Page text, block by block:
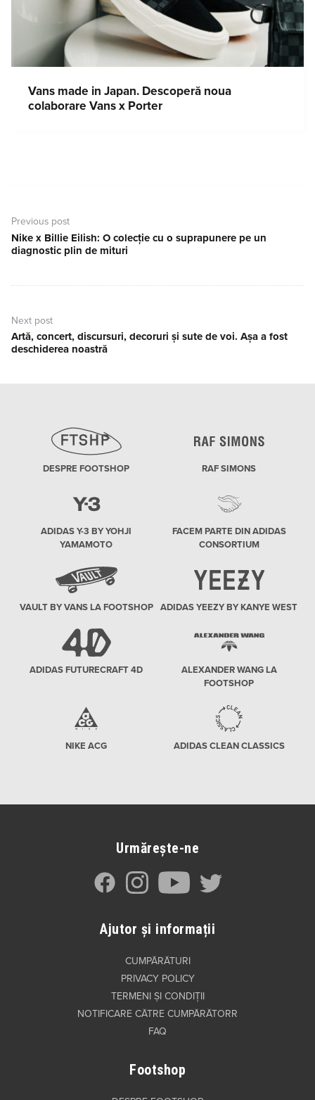
Vans made in Japan. Descoperă noua
colaborare Vans x Porter
în
articole
Previous post
Previous
post:
Nike x Billie Eilish: O colecție cu o suprapunere pe un
diagnostic plin de mituri
Next post
Next
post:
Artă, concert, discursuri, decoruri și sute de voi. Așa a fost
deschiderea noastră
DESPRE FOOTSHOP RAF SIMONS
ADIDAS Y-3 BY YOHJI
YAMAMOTO
FACEM PARTE DIN ADIDAS
CONSORTIUM
VAULT BY VANS LA FOOTSHOP ADIDAS YEEZY BY KANYE WEST
ADIDAS FUTURECRAFT 4D
ALEXANDER WANG LA
FOOTSHOP
NIKE ACG ADIDAS CLEAN CLASSICS
Urmărește-ne
Ajutor și informații
CUMPĂRĂTURI
PRIVACY POLICY
TERMENI ȘI CONDIȚII
NOTIFICARE CĂTRE CUMPĂRĂTORR
FAQ
Footshop